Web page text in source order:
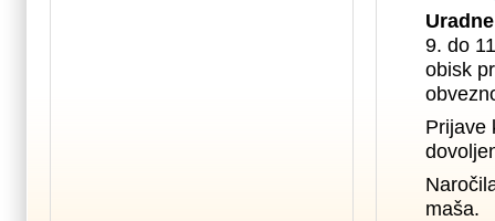
9. do
obisk
Prijave
maša.